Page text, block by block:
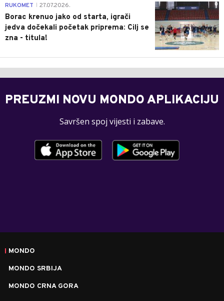
0
RUKOMET 27.07.2026.
Borac krenuo jako od starta, igrači
jedva dočekali početak priprema: Cilj se
zna - titula!
PREUZMI NOVU MONDO APLIKACIJU
Savršen spoj vijesti i zabave.
MONDO
MONDO SRBIJA
MONDO CRNA GORA